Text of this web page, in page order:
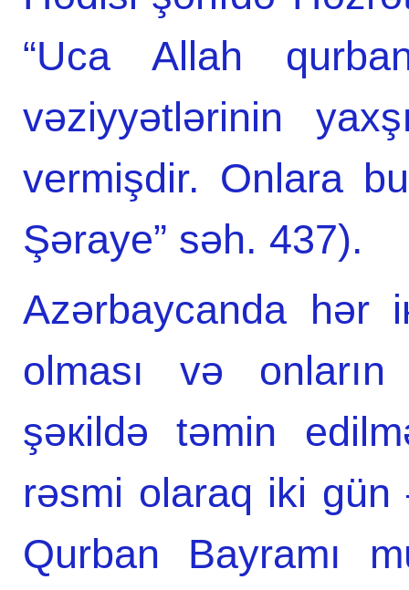
“Uca Allah
vəziyyətlərinin
vermişdir. Onlara
Şəraye” səh. 437).
Аzərbаycаndа hər
оlmаsı və оnlаrın
şəкildə təmin
rəsmi olaraq iki
Qurbаn Bаyrаmı